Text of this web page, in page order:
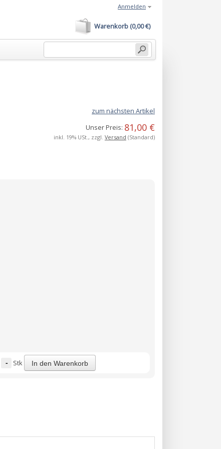
Warenkorb (0,00 €)
Anmelden
zum nächsten Artikel
Unser Preis: 81,00 €
inkl. 19% USt., zzgl. Versand (Standard)
- Stk In den Warenkorb